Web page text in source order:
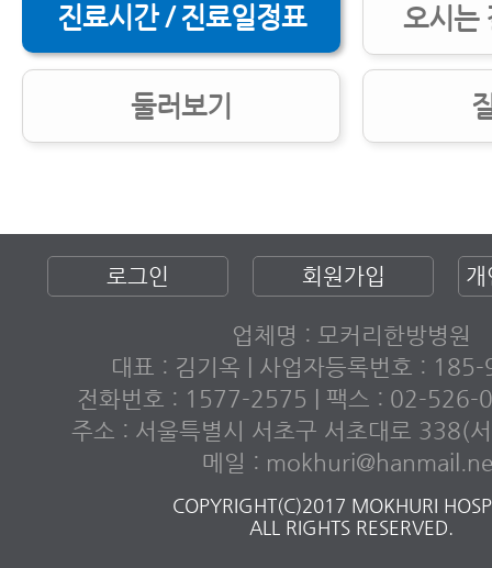
진료시간 / 진료일정표 오시는
둘러보기
로그인 회원가입 개
업체명 : 모커리한방병원
대표 : 김기옥 | 사업자등록번호 :
전화번호 : 1577-2575 | 팩스 : 02-526-
주소 : 서울특별시 서초구 서초대로 338(
메일 :
COPYRIGHT(C)2017 MOKHURI
ALL RIGHTS RESERVED.